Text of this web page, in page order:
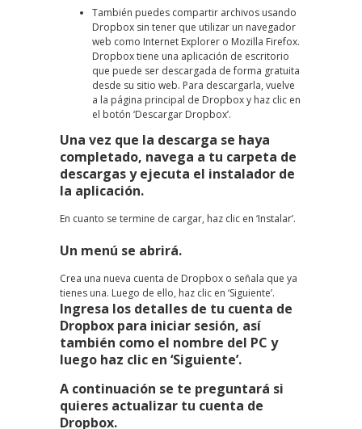
También puedes compartir archivos usando
Dropbox sin tener que utilizar un navegador
web como Internet Explorer o Mozilla Firefox.
Dropbox tiene una aplicación de escritorio
que puede ser descargada de forma gratuita
desde su sitio web. Para descargarla, vuelve
a la página principal de Dropbox y haz clic en
el botón ‘Descargar Dropbox’.
Una vez que la descarga se haya
completado, navega a tu carpeta de
descargas y ejecuta el instalador de
la aplicación.
En cuanto se termine de cargar, haz clic en ‘Instalar’.
Un menú se abrirá.
Crea una nueva cuenta de Dropbox o señala que ya
tienes una. Luego de ello, haz clic en ‘Siguiente’.
Ingresa los detalles de tu cuenta de
Dropbox para iniciar sesión, así
también como el nombre del PC y
luego haz clic en ‘Siguiente’.
A continuación se te preguntará si
quieres actualizar tu cuenta de
Dropbox.